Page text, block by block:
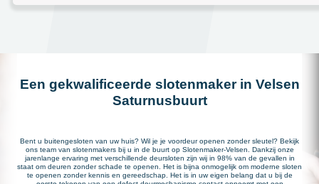
Een gekwalificeerde slotenmaker in Velsen
Saturnusbuurt
Bent u buitengesloten van uw huis? Wil je je voordeur openen zonder sleutel? Bekijk
ons team van slotenmakers bij u in de buurt op Slotenmaker-Velsen. Dankzij onze
jarenlange ervaring met verschillende deursloten zijn wij in 98% van de gevallen in
staat om deuren zonder schade te openen. Het is bijna onmogelijk om moderne sloten
te openen zonder kennis en gereedschap. Het is in uw eigen belang dat u bij de